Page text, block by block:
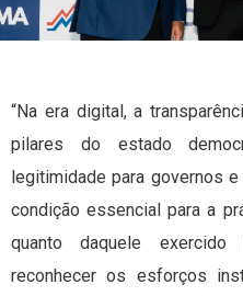
“Na era digital, a
pilares do estado
legitimidade para governos
condição essencial para a
quanto daquele
reconhecer os esforços